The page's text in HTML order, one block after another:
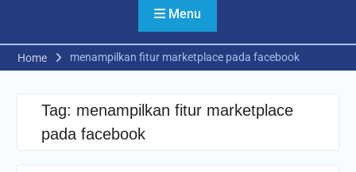
Menu
Home menampilkan fitur marketplace pada facebook
Tag: menampilkan fitur marketplace
pada facebook